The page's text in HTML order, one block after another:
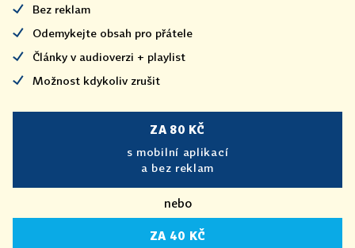
Bez reklam
Odemykejte obsah pro přátele
Články v audioverzi + playlist
Možnost kdykoliv zrušit
ZA 80 KČ
s mobilní aplikací
a bez reklam
nebo
ZA 40 KČ